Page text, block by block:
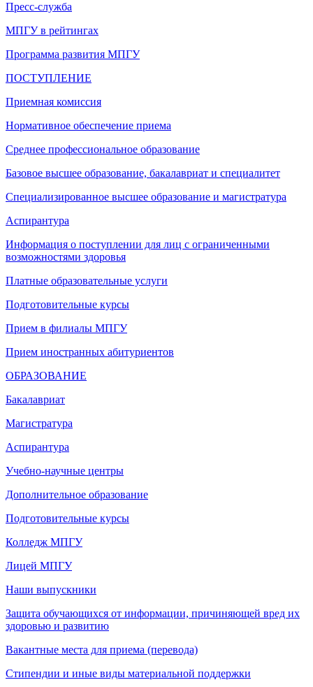
Пресс-служба
МПГУ в рейтингах
Программа развития МПГУ
ПОСТУПЛЕНИЕ
Приемная комиссия
Нормативное обеспечение приема
Среднее профессиональное образование
Базовое высшее образование, бакалавриат и специалитет
Специализированное высшее образование и магистратура
Аспирантура
Информация о поступлении для лиц с ограниченными
возможностями здоровья
Платные образовательные услуги
Подготовительные курсы
Прием в филиалы МПГУ
Прием иностранных абитуриентов
ОБРАЗОВАНИЕ
Бакалавриат
Магистратура
Аспирантура
Учебно-научные центры
Дополнительное образование
Подготовительные курсы
Колледж МПГУ
Лицей МПГУ
Наши выпускники
Защита обучающихся от информации, причиняющей вред их
здоровью и развитию
Вакантные места для приема (перевода)
Стипендии и иные виды материальной поддержки